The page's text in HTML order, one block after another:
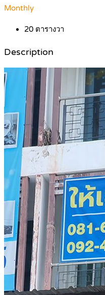
Monthly
20 ตารางวา
Description